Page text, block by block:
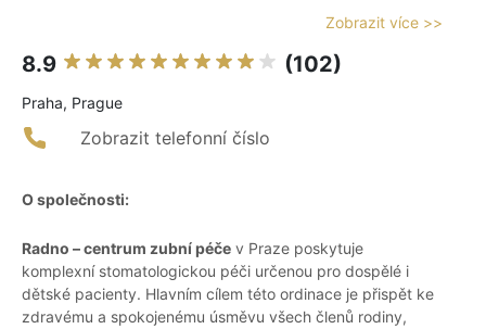
Zobrazit více >>
8.9 (102)
Praha, Prague
Zobrazit telefonní číslo
O společnosti:
Radno – centrum zubní péče v Praze poskytuje
komplexní stomatologickou péči určenou pro dospělé i
dětské pacienty. Hlavním cílem této ordinace je přispět ke
zdravému a spokojenému úsměvu všech členů rodiny,